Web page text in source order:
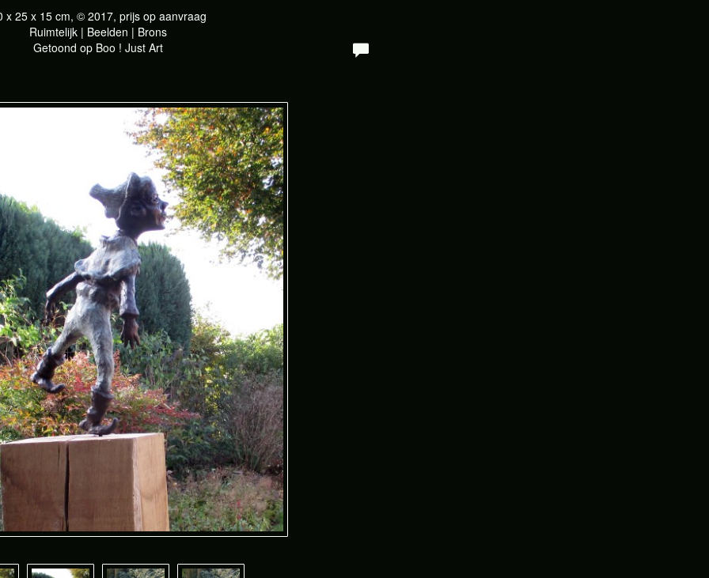
x 25 x 15 cm, © 2017, prijs op aanvraag
Ruimtelijk | Beelden | Brons
Getoond op Boo ! Just Art